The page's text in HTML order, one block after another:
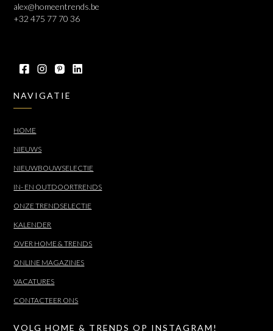
alex@homeentrends.be
+32 475 77 70 36
NAVIGATIE
HOME
NIEUWS
NIEUWBOUWSELECTIE
IN- EN OUTDOORTRENDS
ONZE TRENDSELECTIE
KALENDER
OVER HOME & TRENDS
ONLINE MAGAZINES
VACATURES
CONTACTEER ONS
VOLG HOME & TRENDS OP INSTAGRAM!